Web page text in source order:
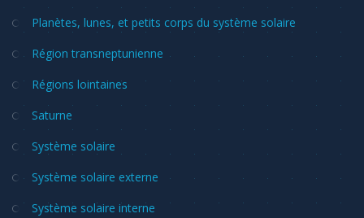
Planètes, lunes, et petits corps du système solaire
Région transneptunienne
Régions lointaines
Saturne
Système solaire
Système solaire externe
Système solaire interne